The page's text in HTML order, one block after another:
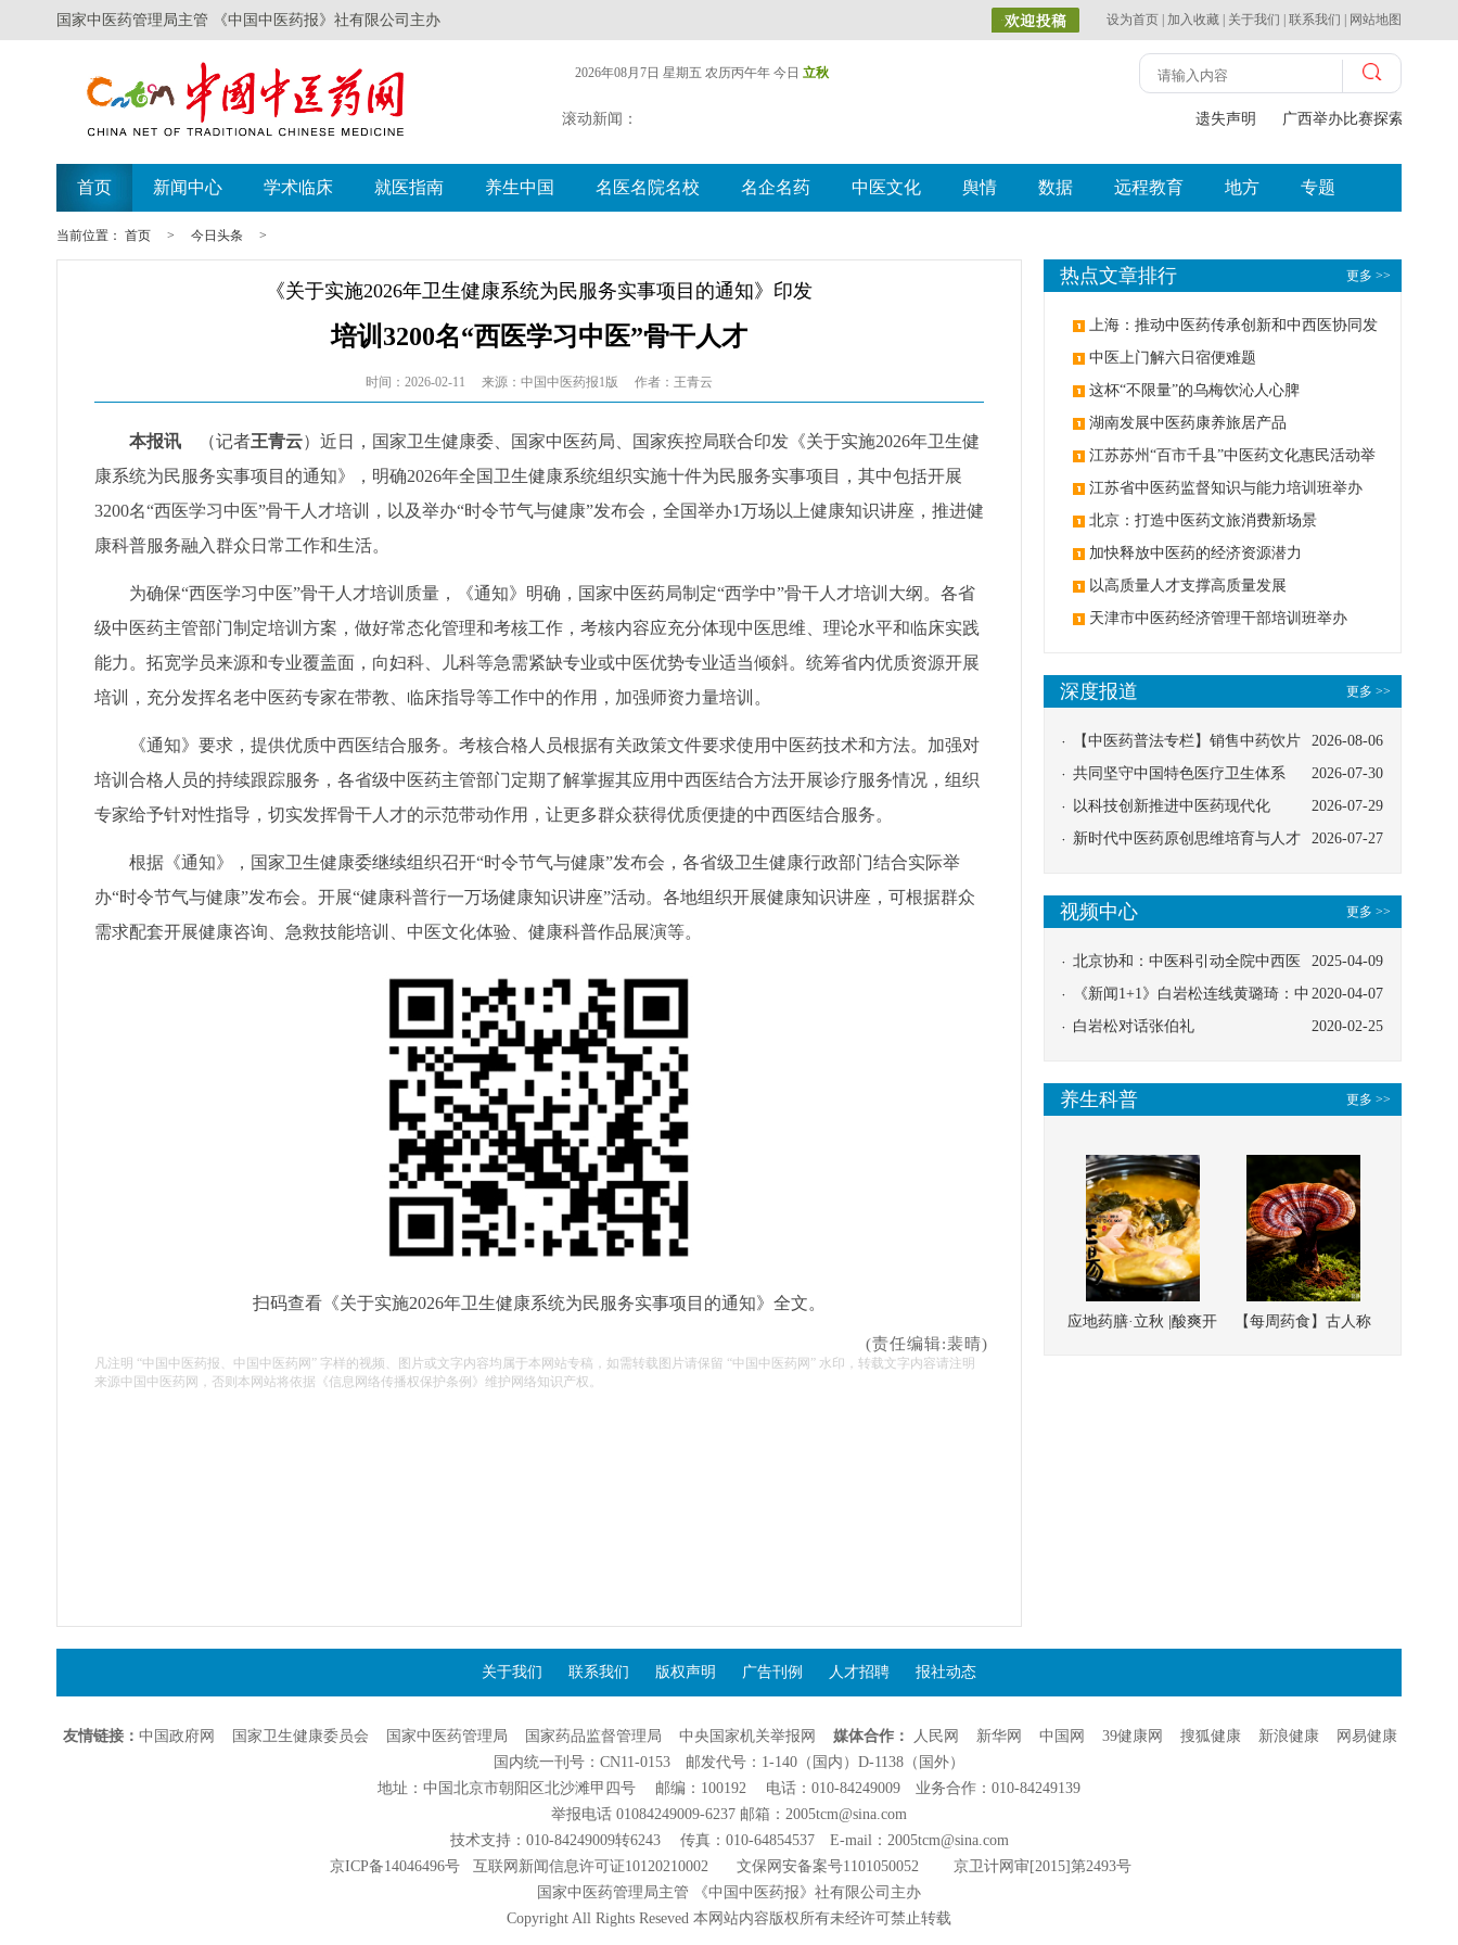
国家中医药管理局主管 《中国中医药报》社有限公司主办 设为首页 加入收藏 关于我们 联系我们 网站地图
2026年08月7日 星期五 农历丙午年 今日 立秋
滚动新闻： 遗失声明 广西举办比赛探索中（
首页 新闻中心 学术临床 就医指南 养生中国 名医名院名校 名企名药 中医文化 舆情 数据 远程教育 地方 专题
当前位置： 首页 > 今日头条 >
《关于实施2026年卫生健康系统为民服务实事项目的通知》印发
培训3200名“西医学习中医”骨干人才
时间：2026-02-11 来源：中国中医药报1版 作者：王青云
本报讯 （记者王青云）近日，国家卫生健康委、国家中医药局、国家疾控局联合印发《关于实施2026年卫生健
康系统为民服务实事项目的通知》，明确2026年全国卫生健康系统组织实施十件为民服务实事项目，其中包括开展
3200名“西医学习中医”骨干人才培训，以及举办“时令节气与健康”发布会，全国举办1万场以上健康知识讲座，推进健
康科普服务融入群众日常工作和生活。
为确保“西医学习中医”骨干人才培训质量，《通知》明确，国家中医药局制定“西学中”骨干人才培训大纲。各省
级中医药主管部门制定培训方案，做好常态化管理和考核工作，考核内容应充分体现中医思维、理论水平和临床实践
能力。拓宽学员来源和专业覆盖面，向妇科、儿科等急需紧缺专业或中医优势专业适当倾斜。统筹省内优质资源开展
培训，充分发挥名老中医药专家在带教、临床指导等工作中的作用，加强师资力量培训。
《通知》要求，提供优质中西医结合服务。考核合格人员根据有关政策文件要求使用中医药技术和方法。加强对
培训合格人员的持续跟踪服务，各省级中医药主管部门定期了解掌握其应用中西医结合方法开展诊疗服务情况，组织
专家给予针对性指导，切实发挥骨干人才的示范带动作用，让更多群众获得优质便捷的中西医结合服务。
根据《通知》，国家卫生健康委继续组织召开“时令节气与健康”发布会，各省级卫生健康行政部门结合实际举
办“时令节气与健康”发布会。开展“健康科普行一万场健康知识讲座”活动。各地组织开展健康知识讲座，可根据群众
需求配套开展健康咨询、急救技能培训、中医文化体验、健康科普作品展演等。
扫码查看《关于实施2026年卫生健康系统为民服务实事项目的通知》全文。
(责任编辑:裴晴)
凡注明 “中国中医药报、中国中医药网” 字样的视频、图片或文字内容均属于本网站专稿，如需转载图片请保留 “中国中医药网” 水印，转载文字内容请注明
来源中国中医药网，否则本网站将依据《信息网络传播权保护条例》维护网络知识产权。
更多 >>
热点文章排行
上海：推动中医药传承创新和中西医协同发
展 中医上门解六日宿便难题
这杯“不限量”的乌梅饮沁人心脾
湖南发展中医药康养旅居产品
江苏苏州“百市千县”中医药文化惠民活动举
办 江苏省中医药监督知识与能力培训班举办
北京：打造中医药文旅消费新场景
加快释放中医药的经济资源潜力
以高质量人才支撑高质量发展
天津市中医药经济管理干部培训班举办
更多 >>
深度报道
2026-08-06
【中医药普法专栏】销售中药饮片
应告知煎服方法及注意事项
2026-07-30
共同坚守中国特色医疗卫生体系
2026-07-29
以科技创新推进中医药现代化
2026-07-27
新时代中医药原创思维培育与人才
更多 >>
视频中心
2025-04-09
北京协和：中医科引动全院中西医
协同
2020-04-07
《新闻1+1》白岩松连线黄璐琦：中
医救治的临床效果
2020-02-25
白岩松对话张伯礼
更多 >>
养生科普
应地药膳·立秋 |酸爽开
【每周药食】古人称
关于我们 联系我们 版权声明 广告刊例 人才招聘 报社动态
友情链接： 中国政府网 国家卫生健康委员会 国家中医药管理局 国家药品监督管理局 中央国家机关举报网 媒体合作： 人民网 新华网 中国网 39健康网 搜狐健康 新浪健康
网易健康
国内统一刊号：CN11-0153 邮发代号：1-140（国内）D-1138（国外）
地址：中国北京市朝阳区北沙滩甲四号 邮编：100192 电话：010-84249009 业务合作：010-84249139
举报电话 01084249009-6237 邮箱：2005tcm@sina.com
技术支持：010-84249009转6243 传真：010-64854537 E-mail：2005tcm@sina.com
京ICP备14046496号
互联网新闻信息许可证10120210002文保网安备案号1101050052 京卫计网审[2015]第2493号
国家中医药管理局主管 《中国中医药报》社有限公司主办
Copyright All Rights Reseved 本网站内容版权所有未经许可禁止转载